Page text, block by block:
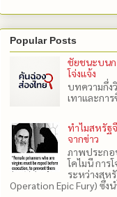
Popular Posts
ชัยชนะบนก
โจ่งแจ้ง
บทความกึ่ง
เทาและการ
ทำไมสหรัฐ
จากข่าว
ภาพประกอ
โคไมนี การ
ระหว่างสห
Operation Epic Fury) ซึ่งน